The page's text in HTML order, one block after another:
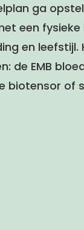
ga
een
en leefstijl.
de EMB
biotensor of